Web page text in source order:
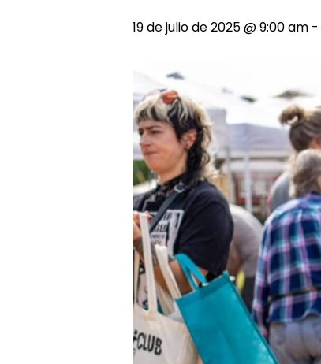
19 de julio de 2025 @ 9:00 am -